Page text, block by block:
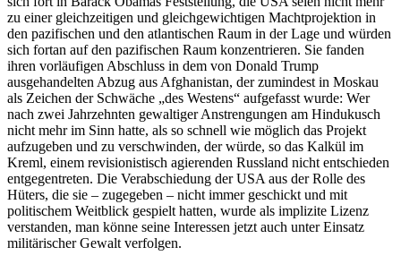
zu einer gleichzeitigen und gleichgewichtigen Machtprojektion in
den pazifischen und den atlantischen Raum in der Lage und würden
sich fortan auf den pazifischen Raum konzentrieren. Sie fanden
ihren vorläufigen Abschluss in dem von Donald Trump
ausgehandelten Abzug aus Afghanistan, der zumindest in Moskau
als Zeichen der Schwäche „des Westens“ aufgefasst wurde: Wer
nach zwei Jahrzehnten gewaltiger Anstrengungen am Hindukusch
nicht mehr im Sinn hatte, als so schnell wie möglich das Projekt
aufzugeben und zu verschwinden, der würde, so das Kalkül im
Kreml, einem revisionistisch agierenden Russland nicht entschieden
entgegentreten. Die Verabschiedung der USA aus der Rolle des
Hüters, die sie – zugegeben – nicht immer geschickt und mit
politischem Weitblick gespielt hatten, wurde als implizite Lizenz
verstanden, man könne seine Interessen jetzt auch unter Einsatz
militärischer Gewalt verfolgen.